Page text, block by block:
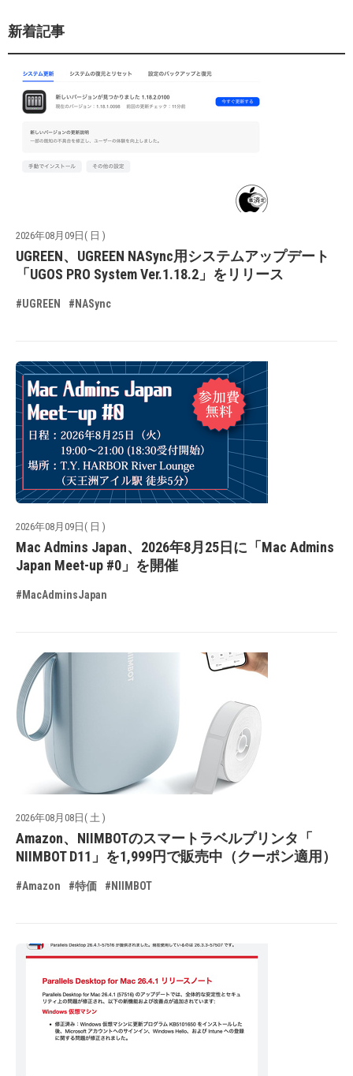
新着記事
2026年08月09日( 日 )
UGREEN、UGREEN NASync用システムアップデート
「UGOS PRO System Ver.1.18.2」をリリース
#UGREEN #NASync
2026年08月09日( 日 )
Mac Admins Japan、2026年8月25日に「Mac Admins
Japan Meet-up #0」を開催
#MacAdminsJapan
2026年08月08日( 土 )
Amazon、NIIMBOTのスマートラベルプリンタ「
NIIMBOT D11」を1,999円で販売中（クーポン適用）
#Amazon #特価 #NIIMBOT